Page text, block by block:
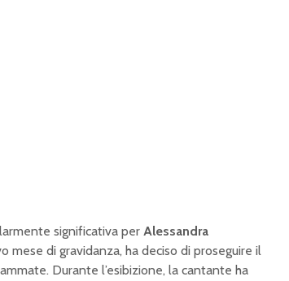
significativa per Alessandra
mese di gravidanza, ha deciso di proseguire il
Durante l’esibizione, la cantante ha